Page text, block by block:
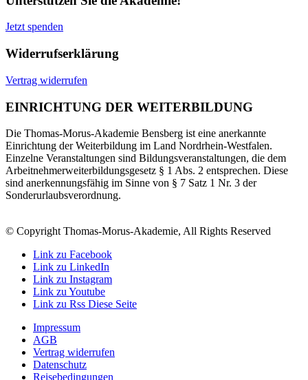
Jetzt spenden
Widerrufserklärung
Vertrag widerrufen
EINRICHTUNG DER WEITERBILDUNG
Die Thomas-Morus-Akademie Bensberg ist eine anerkannte
Einrichtung der Weiterbildung im Land Nordrhein-Westfalen.
Einzelne Veranstaltungen sind Bildungsveranstaltungen, die dem
Arbeitnehmerweiterbildungsgesetz § 1 Abs. 2 entsprechen. Diese
sind anerkennungsfähig im Sinne von § 7 Satz 1 Nr. 3 der
Sonderurlaubsverordnung.
© Copyright Thomas-Morus-Akademie, All Rights Reserved
Link zu Facebook
Link zu LinkedIn
Link zu Instagram
Link zu Youtube
Link zu Rss Diese Seite
Impressum
AGB
Vertrag widerrufen
Datenschutz
Reisebedingungen